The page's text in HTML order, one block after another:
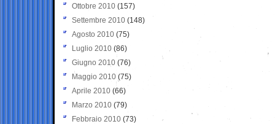
Ottobre 2010 (157)
Settembre 2010 (148)
Agosto 2010 (75)
Luglio 2010 (86)
Giugno 2010 (76)
Maggio 2010 (75)
Aprile 2010 (66)
Marzo 2010 (79)
Febbraio 2010 (73)